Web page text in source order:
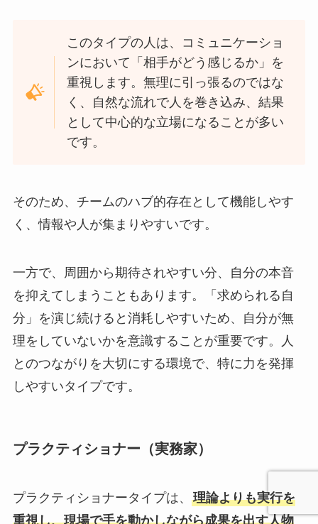
このタイプの人は、コミュニケーショ
ンにおいて「相手がどう感じるか」を
重視します。無理に引っ張るのではな
く、自然な流れで人を巻き込み、結果
として中心的な立場になることが多い
です。
そのため、チームのハブ的存在として機能しやす
く、情報や人が集まりやすいです。
一方で、周囲から期待されやすい分、自分の本音
を抑えてしまうこともあります。「求められる自
分」を演じ続けると消耗しやすいため、自分が無
理をしていないかを意識することが重要です。人
とのつながりを大切にする環境で、特に力を発揮
しやすいタイプです。
プラクティショナー（実務家）
プラクティショナータイプは、 理論よりも実行を
重視し、現場で手を動かしながら成果を出す人物